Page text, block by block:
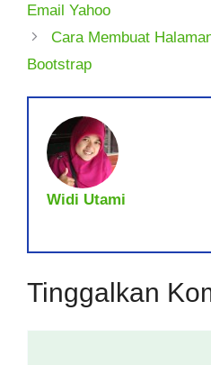
Email Yahoo
Cara Membuat
Bootstrap
Widi Utami
Tinggalkan